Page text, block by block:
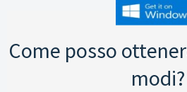
Come posso
modi?